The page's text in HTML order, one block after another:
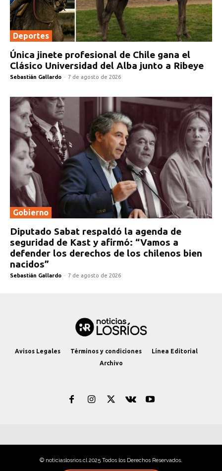
Deportes
Única jinete profesional de Chile gana el
Clásico Universidad del Alba junto a Ribeye
Sebastián Gallardo - 7 de agosto de 2026
Gobierno
Diputado Sabat respaldó la agenda de
seguridad de Kast y afirmó: “Vamos a
defender los derechos de los chilenos bien
nacidos”
Sebastián Gallardo - 7 de agosto de 2026
Avisos Legales Términos y condiciones
Línea Editorial
Archivo
© noticiaslosrios.cl 2025 Todos los Derechos Reservados.